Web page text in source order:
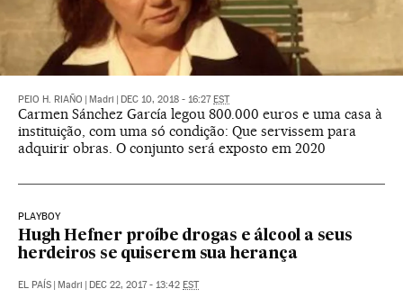
PEIO H. RIAÑO Madri DEC 10, 2018 - 16:27 EST
Carmen Sánchez García legou 800.000 euros e uma casa à
instituição, com uma só condição: Que servissem para
adquirir obras. O conjunto será exposto em 2020
PLAYBOY
Hugh Hefner proíbe drogas e álcool a seus
herdeiros se quiserem sua herança
EL PAÍS Madri DEC 22, 2017 - 13:42 EST